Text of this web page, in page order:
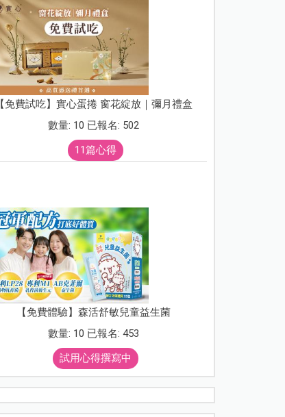
【免費試吃】實心蛋捲 窗花綻放｜彌月禮盒
數量: 10 已報名: 502
11篇心得
【免費體驗】森活舒敏兒童益生菌
數量: 10 已報名: 453
試用心得撰寫中